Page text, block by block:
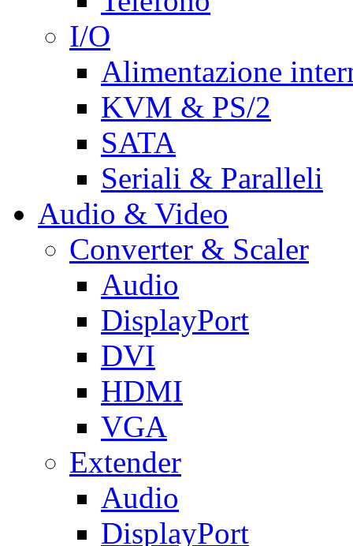
I/O
Alimentazione
KVM & PS/2
SATA
Seriali & Paralleli
Audio & Video
Converter & Scaler
Audio
DisplayPort
DVI
HDMI
VGA
Extender
Audio
DisplayPort